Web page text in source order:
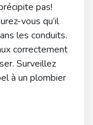
pas!
vous qu’il
les conduits.
correctement
Surveillez
à un plombier